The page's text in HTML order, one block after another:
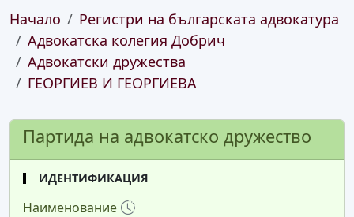
Начало
Регистри на българската адвокатура
Адвокатска колегия Добрич
Адвокатски дружества
ГЕОРГИЕВ И ГЕОРГИЕВА
Партида на адвокатско дружество
ИДЕНТИФИКАЦИЯ
Наименование